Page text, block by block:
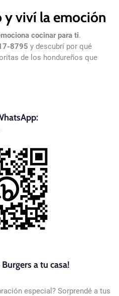
y viví la emoción
cocinar para ti.
8795 y descubrí por qué
de los hondureños que
a tu casa!
especial? Sorprendé a tus